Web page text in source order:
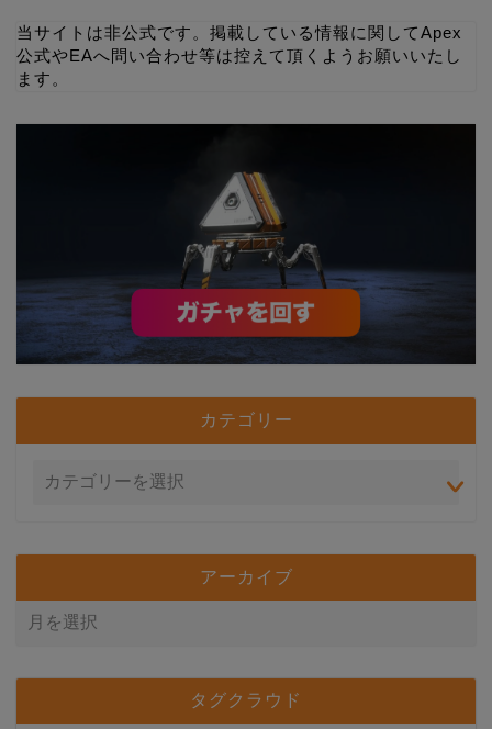
当サイトは非公式です。掲載している情報に関してApex
公式やEAへ問い合わせ等は控えて頂くようお願いいたし
ます。
カテゴリー
アーカイブ
タグクラウド